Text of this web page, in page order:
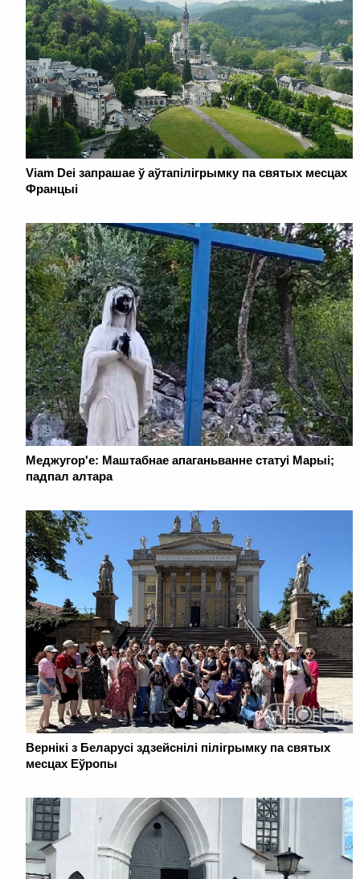
Viam Dei запрашае ў аўтапілігрымку па святых месцах
Францыі
Меджугор'е: Маштабнае апаганьванне статуі Марыі;
падпал алтара
Вернікі з Беларусі здзейснілі пілігрымку па святых
месцах Еўропы